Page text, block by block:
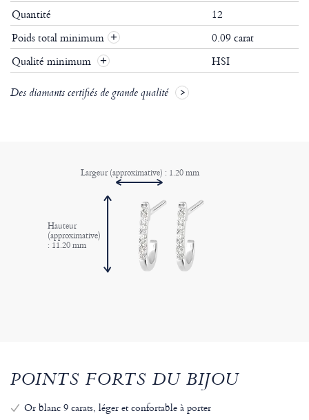
Quantité
12
Poids total minimum +
0.09 carat
Qualité minimum
+ HSI
Des diamants certifiés de grande qualité
Hauteur
(approximative)
: 11.20 mm
Largeur (approximative) : 1.20 mm
POINTS FORTS DU BIJOU
Or blanc 9 carats, léger et confortable à porter